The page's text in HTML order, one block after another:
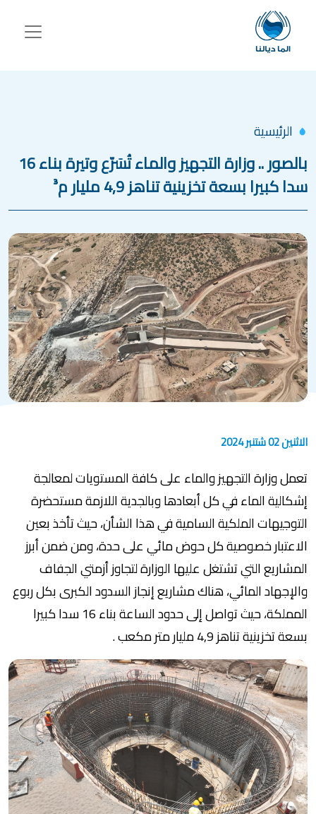
تجاوز إلى المحتوى الرئيسي
الرئيسية
بالصور .. وزارة التجهيز والماء تُسَرّع وتيرة بناء 16
سدا كبيرا بسعة تخزينية تناهز 4,9 مليار م³
الاثنين 02 شتنبر 2024
تعمل وزارة التجهيز والماء على كافة المستويات لمعالجة
إشكالية الماء في كل أبعادها وبالجدية اللازمة مستحضرة
التوجيهات الملكية السامية في هذا الشأن، حيث تأخذ بعين
الاعتبار خصوصية كل حوض مائي على حدة، ومن ضمن أبرز
المشاريع التي تشتغل عليها الوزارة لتجاوز أزمتي الجفاف
والإجهاد المائي، هناك مشاريع إنجاز السدود الكبرى بكل ربوع
المملكة، حيث تواصل إلى حدود الساعة بناء 16 سدا كبيرا
بسعة تخزينية تناهز 4,9 مليار متر مكعب .